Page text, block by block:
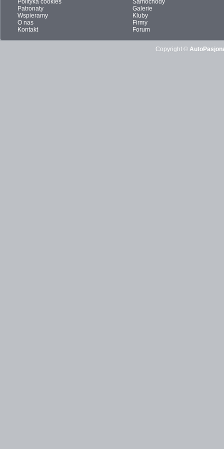
Polityka cookies
Patronaty
Wspieramy
O nas
Kontakt
Samochody
Galerie
Kluby
Firmy
Forum
Copyright ©